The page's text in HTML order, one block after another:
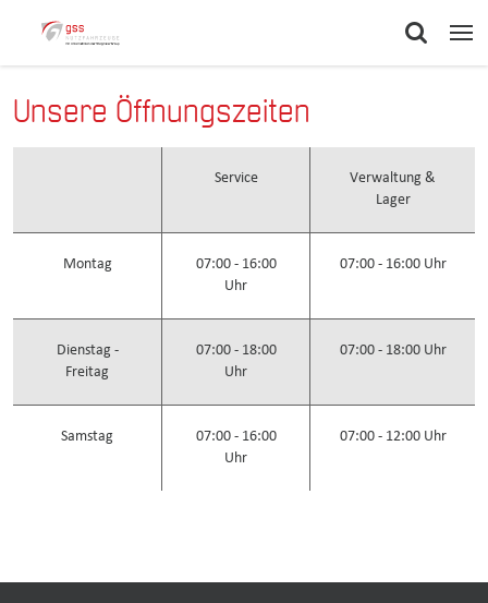
Unsere Öffnungszeiten
Service
Verwaltung &
Lager
Montag
07:00 - 16:00
Uhr
07:00 - 16:00 Uhr
Dienstag -
Freitag
07:00 - 18:00
Uhr
07:00 - 18:00 Uhr
Samstag
07:00 - 16:00
Uhr
07:00 - 12:00 Uhr